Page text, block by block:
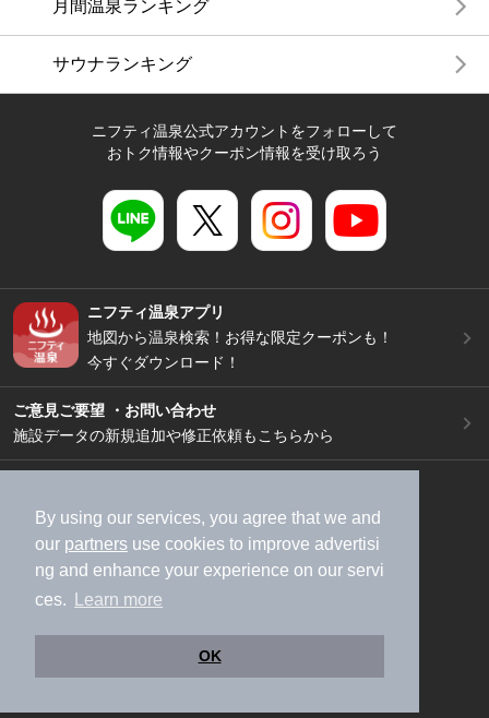
By using our services, you agree that we and
our partners use cookies to improve advertisi
ng and enhance your experience on our servi
ces.
Learn more
OK
月間温泉ランキング
サウナランキング
ニフティ温泉公式アカウントをフォローして
おトク情報やクーポン情報を受け取ろう
ニフティ温泉アプリ
地図から温泉検索！お得な限定クーポンも！
今すぐダウンロード！
ご意見ご要望 ・お問い合わせ
施設データの新規追加や修正依頼もこちらから
加盟店募集（資料請求）
広告出稿のご案内
利用規約
ライフスタイルMEMBERS+規約
特定商取引法に基づく表記
ヘルプ
採用情報
運営会社